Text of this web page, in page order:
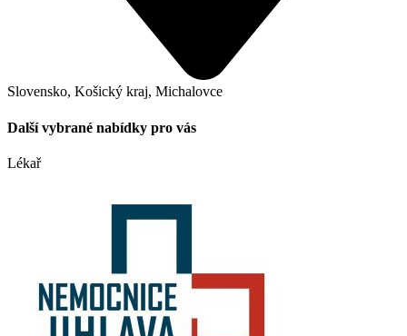
Slovensko, Košický kraj, Michalovce
Další vybrané nabídky pro vás
Lékař